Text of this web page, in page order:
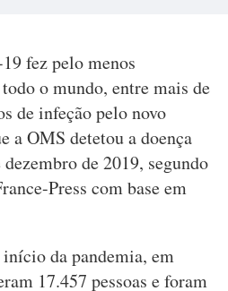
fez pelo menos
o mundo, entre mais de
de infeção pelo novo
a OMS detetou a doença
de 2019, segundo
Press com base em
da pandemia, em
17.457 pessoas e foram